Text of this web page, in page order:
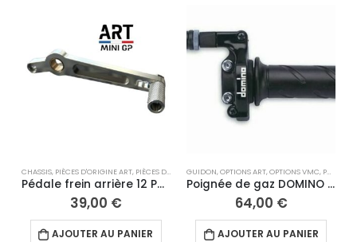
CHASSIS, PIÈCES D'ORIGINE ART, PIÈCES DÉTACHÉES ,PIÈCES DÉTACHÉES 12",REPOSE PIEDS
Pédale frein arrière 12 Pouces
39,00 €
AJOUTER AU PANIER
GUIDON,OPTIONS ART,OPTIONS VMC, POIGNÉE
Poignée de gaz DOMINO Racing tirage rapide
64,00 €
AJOUTER AU PANIER